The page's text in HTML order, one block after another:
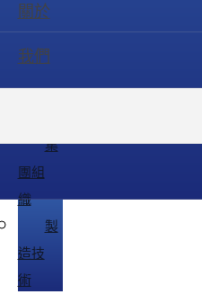
關於
我們
集
團組
織
製
造技
術